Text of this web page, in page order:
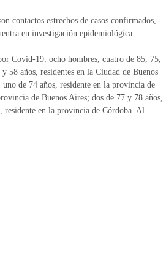
contactos estrechos de casos confirmados,
en investigación epidemiológica.
Covid-19: ocho hombres, cuatro de 85, 75,
58 años, residentes en la Ciudad de Buenos
de 74 años, residente en la provincia de
de Buenos Aires; dos de 77 y 78 años,
residente en la provincia de Córdoba. Al